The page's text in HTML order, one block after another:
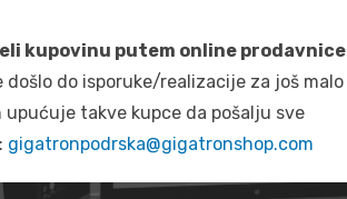
kupovinu putem online prodavnice
do isporuke/realizacije za još malo
takve kupce da pošalju sve
gigatronpodrska@gigatronshop.com